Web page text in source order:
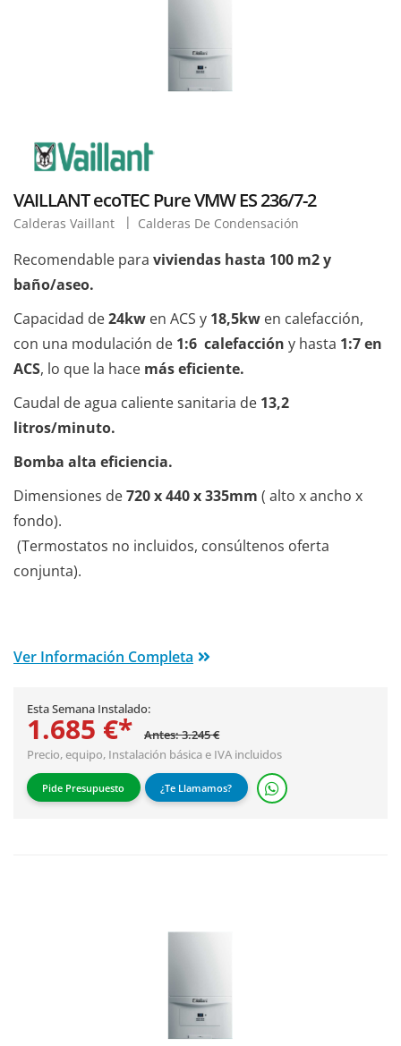
VAILLANT ecoTEC Pure VMW ES 236/7-2
Calderas Vaillant Calderas De Condensación
Recomendable para viviendas hasta 100 m2 y
baño/aseo.
Capacidad de24kw en ACS y 18,5kw en calefacción,
con una modulación de 1:6 calefacción y hasta 1:7 en
ACS, lo que la hace más eficiente.
Caudal de agua caliente sanitaria de 13,2
litros/minuto.
Bomba alta eficiencia.
Dimensiones de720 x 440 x 335mm ( alto x ancho x
fondo).
(Termostatos no incluidos, consúltenos oferta
conjunta).
Ver Información Completa
Esta Semana Instalado:
1.685 €*
Antes: 3.245 €
Precio, equipo, Instalación básicae IVA incluidos
Pide Presupuesto ¿Te Llamamos?